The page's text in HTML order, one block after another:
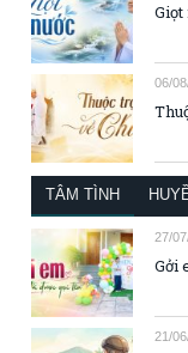
06/
TÂM TÌNH
27/
Gởi
21/